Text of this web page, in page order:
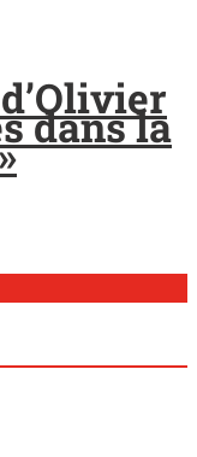
dans la